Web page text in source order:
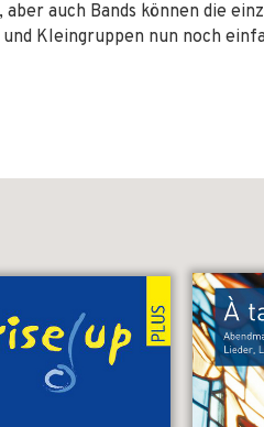
auch Bands können die
Kleingruppen nun noch